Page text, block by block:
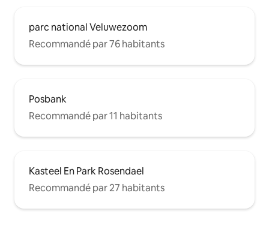
parc national Veluwezoom
Recommandé par 76 habitants
Posbank
Recommandé par 11 habitants
Kasteel En Park Rosendael
Recommandé par 27 habitants